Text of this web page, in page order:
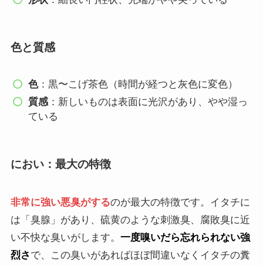
色と質感
色：黒〜こげ茶色（時間が経つと灰色に変色）
質感：新しいものは表面に光沢があり、やや湿っ
ている
におい：最大の特徴
非常に強い悪臭がするのが最大の特徴です。イタチに
は「臭腺」があり、硫黄のような刺激臭、腐敗臭に近
い不快な臭いがします。 一度嗅いだら忘れられない強
烈さで、この臭いがあればほぼ間違いなくイタチの糞